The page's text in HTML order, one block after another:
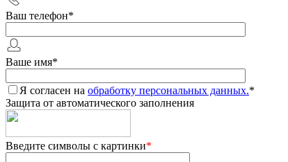
Ваш телефон*
Ваше имя*
Я согласен на обработку персональных данных.*
Защита от автоматического заполнения
Введите символы с картинки*